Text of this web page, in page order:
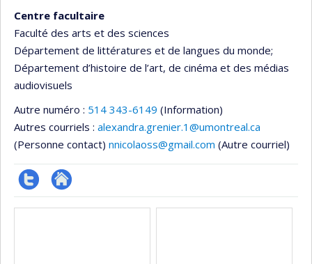
Centre facultaire
Faculté des arts et des sciences
Département de littératures et de langues du monde;
Département d’histoire de l’art, de cinéma et des médias
audiovisuels
Autre numéro : 514 343-6149 (Information)
Autres courriels : alexandra.grenier.1@umontreal.ca
(Personne contact) nnicolaoss@gmail.com (Autre courriel)
CompteAutre
Médias